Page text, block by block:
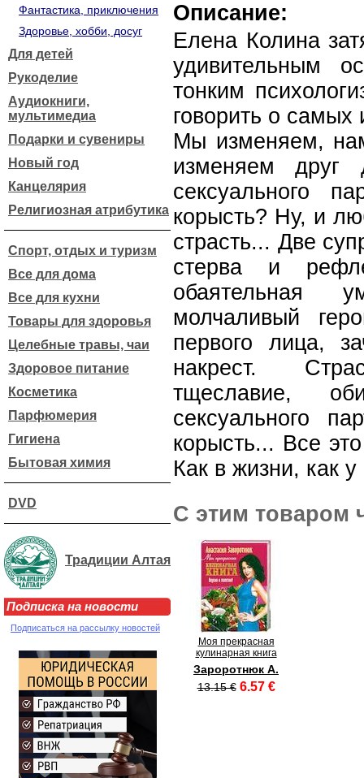
Фантастика, приключения
Здоровье, хобби, досуг
Для детей
Рукоделие
Аудиокниги,
мультимедиа
Подарки и сувениры
Новый год
Канцелярия
Религиозная атрибутика
Спорт, отдых и туризм
Все для дома
Все для кухни
Товары для здоровья
Целебные травы, чаи
Здоровое питание
Косметика
Парфюмерия
Гигиена
Бытовая химия
DVD
Традиции Алтая
Подписка на новости
Подписаться на рассылку новостей
Описание:
Елена Колина
удивительным
тонким
говорить о
Мы изменяем,
изменяем друг
сексуального
корысть? Ну, и
страсть... Две
стерва и
обаятельная
молчаливый
первого лица,
накрест.
тщеславие,
сексуального
корысть... Все
Как в жизни, как
С этим товаром
Моя прекрасная
кулинарная книга
Зароротнюк А.
13.15 € 6.57 €